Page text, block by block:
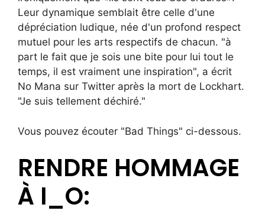
Leur dynamique semblait être celle d'une
dépréciation ludique, née d'un profond respect
mutuel pour les arts respectifs de chacun. "à
part le fait que je sois une bite pour lui tout le
temps, il est vraiment une inspiration", a écrit
No Mana sur Twitter après la mort de Lockhart.
"Je suis tellement déchiré."
Vous pouvez écouter "Bad Things" ci-dessous.
RENDRE HOMMAGE
À I_O: